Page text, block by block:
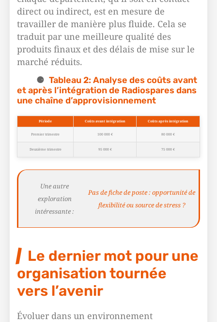
direct ou indirect, est en mesure de
travailler de manière plus fluide. Cela se
traduit par une meilleure qualité des
produits finaux et des délais de mise sur le
marché réduits.
Tableau 2: Analyse des coûts avant
et après l’intégration de Radiospares dans
une chaîne d’approvisionnement
Période Coûts avant intégration Coûts après intégration
Premier trimestre 100 000 € 80 000 €
Deuxième trimestre 95 000 € 75 000 €
Une autre
exploration
intéressante :
Pas de fiche de poste : opportunité de
flexibilité ou source de stress ?
Le dernier mot pour une
organisation tournée
vers l’avenir
Évoluer dans un environnement